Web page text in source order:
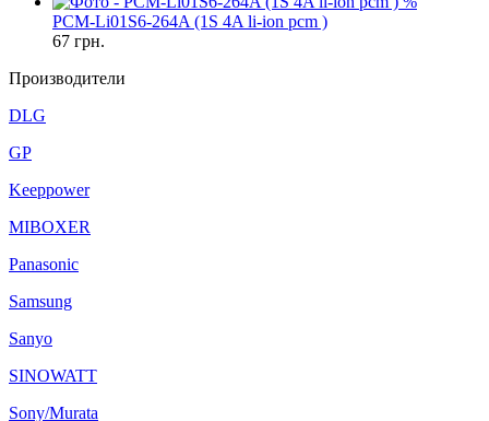
PCM-Li01S6-264A (1S 4A li-ion pcm )
67 грн.
Производители
DLG
GP
Keeppower
MIBOXER
Panasonic
Samsung
Sanyo
SINOWATT
Sony/Murata